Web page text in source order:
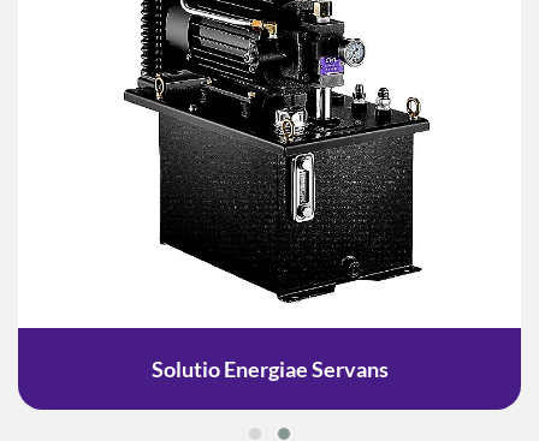
Solutio Energiae Servans